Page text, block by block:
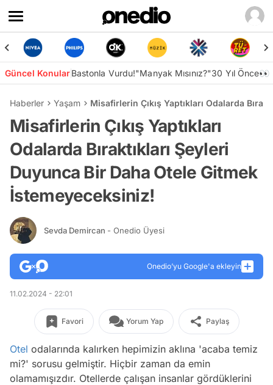
Güncel KonularBastonla Vurdu!"Manyak Mısınız?"30 Yıl Önce👀
Haberler Yaşam Misafirlerin Çıkış Yaptıkları Odalarda
Misafirlerin Çıkış Yaptıkları
Odalarda Bıraktıkları Şeyleri
Duyunca Bir Daha Otele Gitmek
İstemeyeceksiniz!
Sevda Demircan - Onedio Üyesi
Onedio’yu Google'a ekleyin
11.02.2024 - 22:01
Favori Yorum Yap Paylaş
Otel odalarında kalırken hepimizin aklına 'acaba temiz
mi?' sorusu gelmiştir. Hiçbir zaman da emin
olamamışızdır. Otellerde çalışan insanlar gördüklerini